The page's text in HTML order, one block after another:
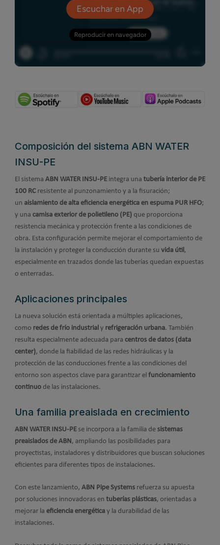
Composición del sistema ABN WATER
INSU-PE
El sistema ABN WATER INSU-PE integra una tubería interior de PE
100 RC resistente al punzonamiento y a la fisuración;
un aislamiento de alta eficiencia energética en espuma PUR HFO;
y una camisa exterior de polietileno (PE) que proporciona
resistencia mecánica y protección frente a las condiciones de
obra. Esta configuración permite mejorar el comportamiento de
la instalación y proteger la conducción durante su vida útil ,
especialmente en trazados donde las tuberías quedan expuestas
o enterradas.
Aplicaciones principales
La nueva solución está orientada a múltiples aplicaciones,
como redes de frío industrial y refrigeración urbana. También
resulta especialmente adecuada para centros de datos (data
center), donde la fiabilidad de las redes hidráulicas y la
protección de las conducciones frente a las condiciones del
entorno son aspectos clave para garantizar el funcionamiento
continuo de las instalaciones.
Una familia preaislada en crecimiento
ABN WATER INSU-PE se incorpora a la familia de sistemas
preaislados de ABN , ampliando las posibilidades para
proyectistas, instaladores y distribuidores que buscan soluciones
eficientes para diferentes tipos de instalaciones.
Con este lanzamiento, ABN Pipe Systems refuerza su apuesta
por soluciones innovadoras en tuberías plásticas, orientadas a
mejorar la eficiencia energética y la durabilidad de las
instalaciones.